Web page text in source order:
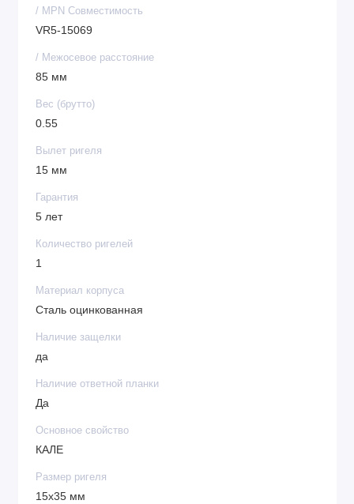
/ MPN Совместимость
VR5-15069
/ Межосевое расстояние
85 мм
Вес (брутто)
0.55
Вылет ригеля
15 мм
Гарантия
5 лет
Количество ригелей
1
Материал корпуса
Сталь оцинкованная
Наличие защелки
да
Наличие ответной планки
Да
Основное свойство
КАЛЕ
Размер ригеля
15х35 мм